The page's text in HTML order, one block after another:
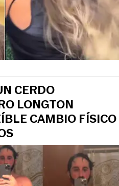
CERDO
LONGTON
CAMBIO FÍSICO